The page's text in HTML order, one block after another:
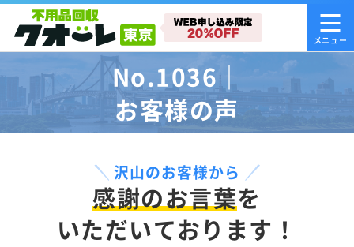
No.1036｜
お客様の声
沢山のお客様から
感謝のお言葉を
いただいております！